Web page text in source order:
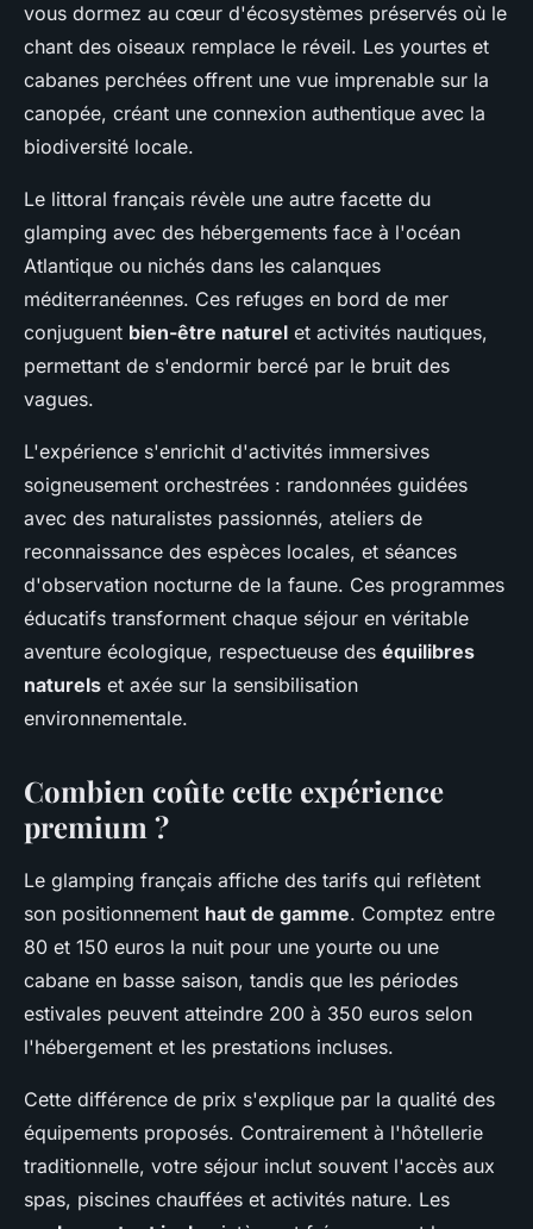
vous dormez au cœur d'écosystèmes préservés où le
chant des oiseaux remplace le réveil. Les yourtes et
cabanes perchées offrent une vue imprenable sur la
canopée, créant une connexion authentique avec la
biodiversité locale.
Le littoral français révèle une autre facette du
glamping avec des hébergements face à l'océan
Atlantique ou nichés dans les calanques
méditerranéennes. Ces refuges en bord de mer
conjuguent bien-être naturel et activités nautiques,
permettant de s'endormir bercé par le bruit des
vagues.
L'expérience s'enrichit d'activités immersives
soigneusement orchestrées : randonnées guidées
avec des naturalistes passionnés, ateliers de
reconnaissance des espèces locales, et séances
d'observation nocturne de la faune. Ces programmes
éducatifs transforment chaque séjour en véritable
aventure écologique, respectueuse des équilibres
naturels et axée sur la sensibilisation
environnementale.
Combien coûte cette expérience
premium ?
Le glamping français affiche des tarifs qui reflètent
son positionnement haut de gamme. Comptez entre
80 et 150 euros la nuit pour une yourte ou une
cabane en basse saison, tandis que les périodes
estivales peuvent atteindre 200 à 350 euros selon
l'hébergement et les prestations incluses.
Cette différence de prix s'explique par la qualité des
équipements proposés. Contrairement à l'hôtellerie
traditionnelle, votre séjour inclut souvent l'accès aux
spas, piscines chauffées et activités nature. Les